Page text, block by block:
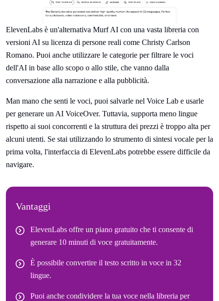
ElevenLabs è un'alternativa Murf AI con una vasta libreria con
versioni AI su licenza di persone reali come Christy Carlson
Romano. Puoi anche utilizzare le categorie per filtrare le voci
dell'AI in base allo scopo o allo stile, che vanno dalla
conversazione alla narrazione e alla pubblicità.
Man mano che senti le voci, puoi salvarle nel Voice Lab e usarle
per generare un AI VoiceOver. Tuttavia, supporta meno lingue
rispetto ai suoi concorrenti e la struttura dei prezzi è troppo alta per
alcuni utenti. Se stai utilizzando lo strumento di sintesi vocale per la
prima volta, l'interfaccia di ElevenLabs potrebbe essere difficile da
navigare.
Vantaggi
ElevenLabs offre un piano gratuito che ti consente di
generare 10 minuti di voce gratuitamente.
È possibile convertire il testo scritto in voce in 32
lingue.
Puoi anche condividere la tua voce nella libreria per